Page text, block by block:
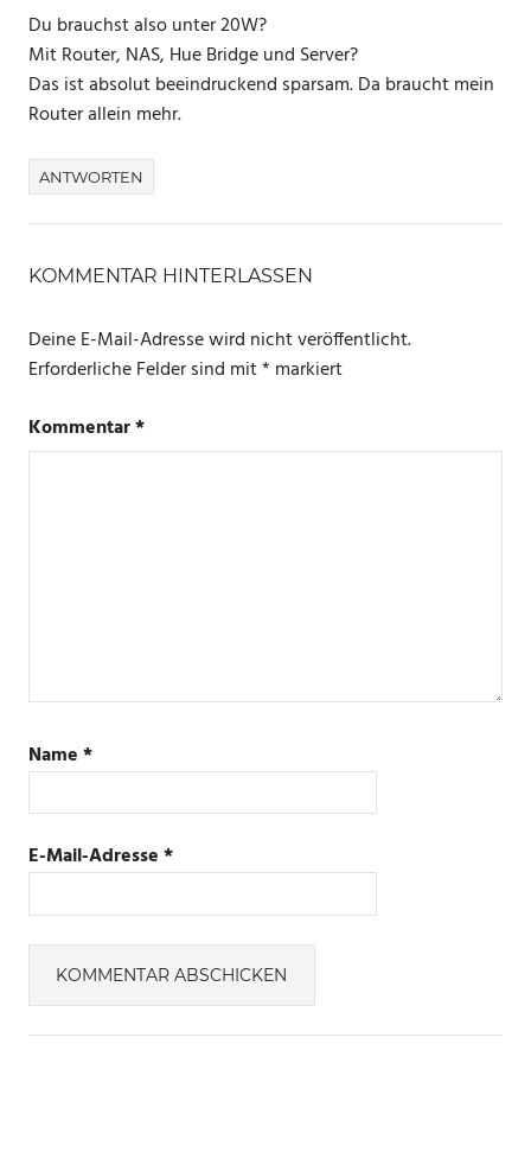
Du brauchst also unter 20W?
Mit Router, NAS, Hue Bridge und Server?
Das ist absolut beeindruckend sparsam. Da braucht mein
Router allein mehr.
ANTWORTEN
KOMMENTAR HINTERLASSEN
Deine E-Mail-Adresse wird nicht veröffentlicht.
Erforderliche Felder sind mit* markiert
Kommentar*
Name*
E-Mail-Adresse*